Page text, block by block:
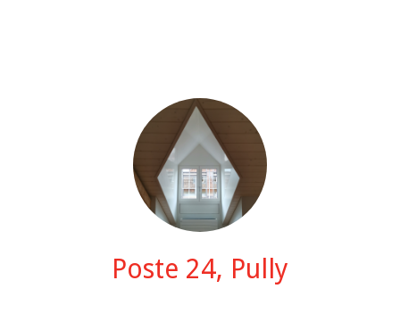
Poste 24, Pully